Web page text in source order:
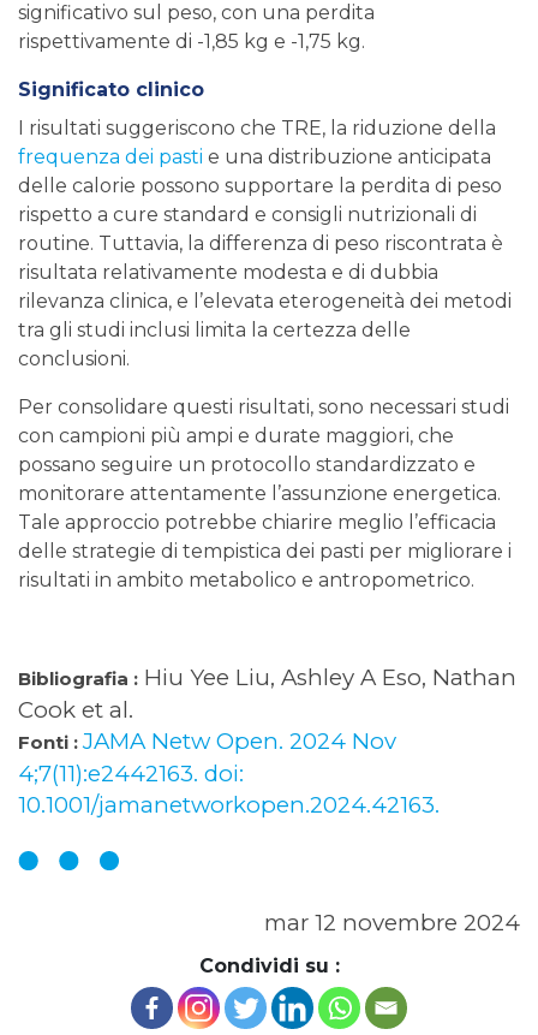
significativo sul peso, con una perdita
rispettivamente di -1,85 kg e -1,75 kg.
Significato clinico
I risultati suggeriscono che TRE, la riduzione della
frequenza dei pasti e una distribuzione anticipata
delle calorie possono supportare la perdita di peso
rispetto a cure standard e consigli nutrizionali di
routine. Tuttavia, la differenza di peso riscontrata è
risultata relativamente modesta e di dubbia
rilevanza clinica, e l’elevata eterogeneità dei metodi
tra gli studi inclusi limita la certezza delle
conclusioni.
Per consolidare questi risultati, sono necessari studi
con campioni più ampi e durate maggiori, che
possano seguire un protocollo standardizzato e
monitorare attentamente l’assunzione energetica.
Tale approccio potrebbe chiarire meglio l’efficacia
delle strategie di tempistica dei pasti per migliorare i
risultati in ambito metabolico e antropometrico.
Bibliografia : Hiu Yee Liu, Ashley A Eso, Nathan
Cook et al.
Fonti :JAMA Netw Open. 2024 Nov
4;7(11):e2442163. doi:
10.1001/jamanetworkopen.2024.42163.
mar 12 novembre 2024
Condividi su :